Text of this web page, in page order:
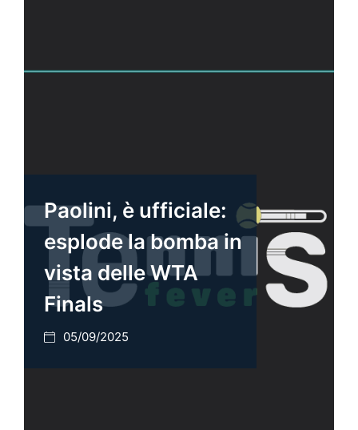
Paolini, è ufficiale:
esplode la bomba in
vista delle WTA
Finals
05/09/2025